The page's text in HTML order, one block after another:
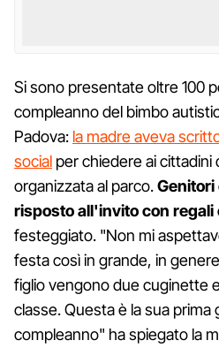
Si sono presentate oltre 100
compleanno del bimbo
Padova: la madre aveva
social per chiedere ai cittadini
organizzata al parco.Genitori
risposto all'invito con regali
festeggiato. "Non mi
festa così in grande, in
figlio vengono due cuginette
classe. Questa è la sua prima
compleanno" ha spiegato la